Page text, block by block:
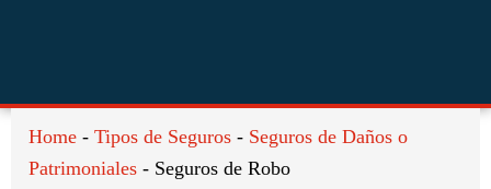
principal
página
Home - Tipos de Seguros - Seguros de Daños o
Patrimoniales - Seguros de Robo